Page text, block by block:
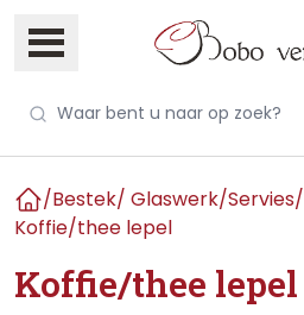
Home
/Bestek/ Glaswerk/Servies/
Koffie/thee lepel
Koffie/thee lepel